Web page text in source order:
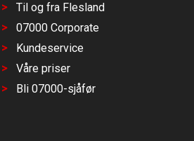
Til og fra Flesland
07000 Corporate
Kundeservice
Våre priser
Bli 07000-sjåfør